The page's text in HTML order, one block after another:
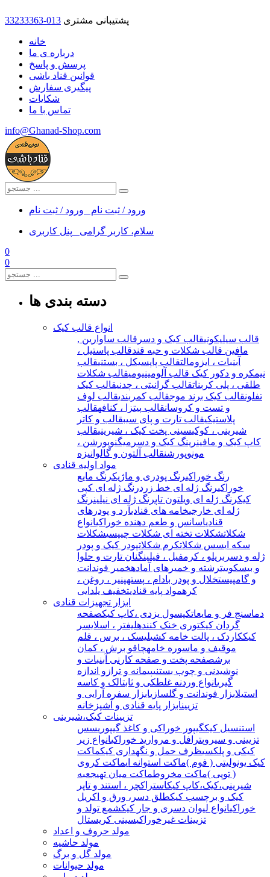
33233363-013 پشتیبانی مشتری
خانه
درباره ی ما
پرسش و پاسخ
قوانین قناد باشی
پیگیری سفارش
شکایات
تماس با ما
info@Ghanad-Shop.com
ورود / ثبت نام ورود / ثبت نام
سلام، کاربر گرامی
پنل کاربری
0
0
دسته بندی ها
انواع قالب کیک
قالب سیلیکونیقالب کیک و دسر قالب ساوارین ,
مافین قالب شکلات و حبه قندقالب پاستیل ،
آبنبات ، ایزومالتقالب پاپسیکل ، بستنیقالب
نیمکره و دکور کیک قالب آلومینیومیقالب شکلات
طلقی ، پلی کربناتقالب گرانیتی ، چدنیقالب کیک
تفلونقالب کیک برند موجقالب کمربندیقالب لوف
و تست و کروسانقالب پیتزا ، کنافهقالب
پلاستیکیقالب تارت و پای سیبقالب و کاتر
شیرینی ، کوکیسینی پخت کیک ، شیرینیقالب
کاپ کیک و مافینرینگ کیک و دسر میگنوپورشن ،
مونوپورشنقالب آلتون و گالوانیزه
مواد اولیه قنادی
رنگ خوراکیرنگ پودری و ماژیکرنگ مایع
خوراکیرنگ ژله ای خط زردرنگ ژله ای کپی
کیکرنگ ژله ای ویلتون تاپرنگ ژله ای نیلینرنگ
ژله ای خارجیخامه های قنادیآرد و پودرهای
قنادیاسانس و طعم دهنده خوراکیانواع
شکلاتشکلات تخته ای شکلات چیپسیشکلات
سکه ایسس شکلاتکرم شکلاتپودر کیک و پودر
ژله و دسر بریلو ، کرمفیل ، فیلینگنان تارت و حلوا
و بیسکوییترشته و خمیرهای آمادهخمیر فوندانت
و گامپیستخلال و پودر بادام ، پستهپنیر ، روغن ،
کرهمواد پایه قنادیتخفیف یلدایی
ابزار تجهیزات قنادی
دماسنج فر و مایعاتکپسول یزدی ،کاپ کیکصفحه
گردان کیکتوری خنک کنندهلیفتر ، اسلایسر
کیککاردک ، پالت خامه کشیلیسک ، برس ، قلم
موقیف و ماسوره خامهچاقو برش ، کمان
برشصفحه پخت و صفحه کار نی آبنبات و
نوشیدنی و چوب بستنیپیمانه و ترازو اندازه
گیریانواع وردنه غلطکی و ثابتالک و کاسه
استیلابزار فوندانت و گلسازیابزار سفره آرایی و
تزیینابزار پایه قنادی و آشپزخانه
تزیینات کیک،شیرینی
استنسیل کیکگیپور خوراکی و کاغذ گیپوریسس
تزیینی و سیروپترافل و مروارید خوراکیانواع زیر
کیکی و پلکسیظرف حمل و نگهداری کیکماکت
کیک یونولیتی ( فوم )ماکت استوانه ایماکت کروی
( توپی )ماکت مخروطماکت میان تهیجعبه
شیرینی،کیک،کاپ کیکاستراکچر ، استند و تاپر
کیک و برچسب کیکطلق دسر، ورق و اکریل
خوراکیانواع لیوان دسری و جار کیکشمع تولد و
تزیینات غیرخوراکیسینی کریستال
مولد حروف و اعداد
مولد حاشیه
مولد گل و برگ
مولد حیوانات